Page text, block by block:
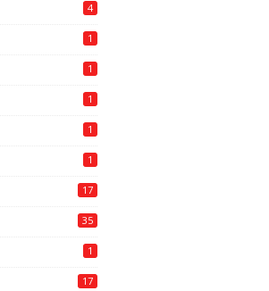
4
1
1
1
1
1
17
35
1
17